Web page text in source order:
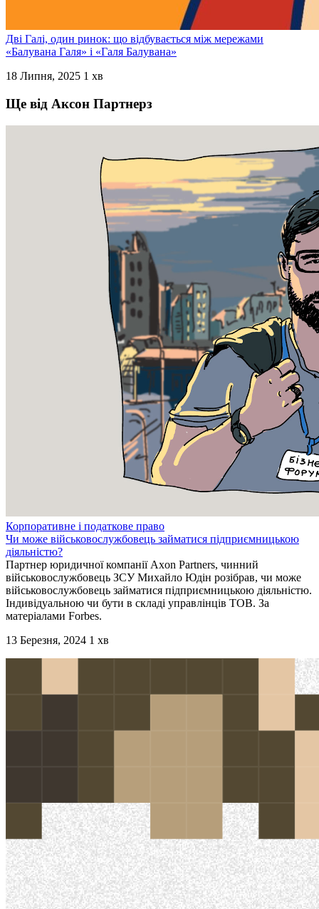
Дві Галі, один ринок: що відбувається між мережами
«Балувана Галя» і «Галя Балувана»
18 Липня, 2025 1 хв
Ще від Аксон Партнерз
Корпоративне і податкове право
Чи може військовослужбовець займатися підприємницькою
діяльністю?
Партнер юридичної компанії Axon Partners, чинний
військовослужбовець ЗСУ Михайло Юдін розібрав, чи може
військовослужбовець займатися підприємницькою діяльністю.
Індивідуальною чи бути в складі управлінців ТОВ. За
матеріалами Forbes.
13 Березня, 2024 1 хв